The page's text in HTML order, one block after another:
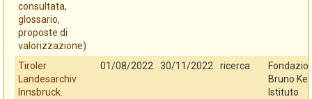
consultata,
glossario,
proposte di
valorizzazione)
Tiroler
Landesarchiv
Innsbruck.
01/08/2022 30/11/2022 ricerca
Bruno
Istituto